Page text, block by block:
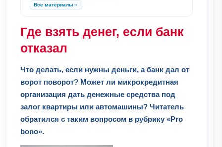
Все материалы
Где взять денег, если банк
отказал
Что делать, если нужны деньги, а банк дал от
ворот поворот? Может ли микрокредитная
организация дать денежные средства под
залог квартиры или автомашины? Читатель
обратился с таким вопросом в рубрику «Pro
bono».